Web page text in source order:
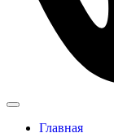
Главная